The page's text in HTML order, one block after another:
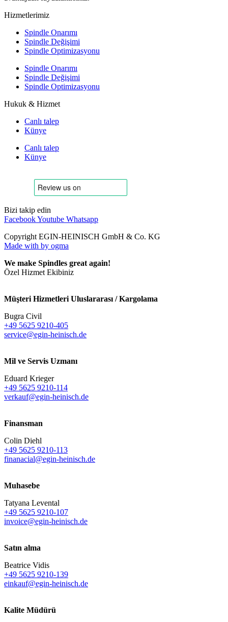
Hizmetlerimiz
Spindle Onarımı
Spindle Değişimi
Spindle Optimizasyonu
Spindle Onarımı
Spindle Değişimi
Spindle Optimizasyonu
Hukuk & Hizmet
Canlı talep
Künye
Canlı talep
Künye
Bizi takip edin
FacebookYoutube Whatsapp
Copyright EGIN-HEINISCH GmbH & Co. KG
Made with by ogma
We make Spindles great again!
Özel Hizmet Ekibiniz
Müşteri Hizmetleri Uluslararası / Kargolama
Bugra Civil
+49 5625 9210-405
service@egin-heinisch.de
Mil ve Servis Uzmanı
Eduard Krieger
+49 5625 9210-114
verkauf@egin-heinisch.de
Finansman
Colin Diehl
+49 5625 9210-113
finanacial@egin-heinisch.de
Muhasebe
Tatyana Levental
+49 5625 9210-107
invoice@egin-heinisch.de
Satın alma
Beatrice Vidis
+49 5625 9210-139
einkauf@egin-heinisch.de
Kalite Müdürü